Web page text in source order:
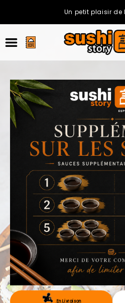
Un petit plaisir de
ACCUEIL
LA CARTE
VOTRE COMPTE
NOTRE RESTAURANT
VOS AVIS
MENTIONS LÉGALES
C.G.V
RÉSERVATIONEn Livraison